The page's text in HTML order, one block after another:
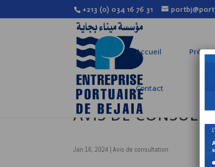
+213 (0) 034 16 76 31
Accueil
Contact
AVIS DE
Jan 16, 2024 | Avis de consultation